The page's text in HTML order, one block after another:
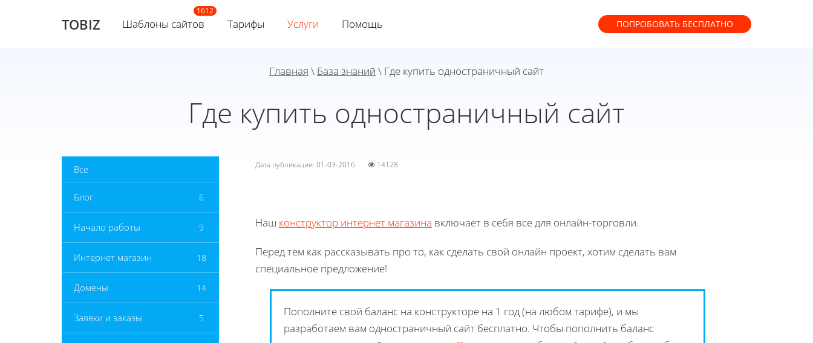
TOBIZ Шаблоны сайтов Тарифы Услуги Помощь ПОПРОБОВАТЬ БЕСПЛАТНО
Главная \ База знаний \ Где купить одностраничный сайт
Где купить одностраничный сайт
Все
Блог 6
Начало работы 9
Интернет магазин 18
Домены 14
Заявки и заказы 5
Дата публикации: 01-03-2016 14128
Наш конструктор интернет магазина включает в себя все для онлайн-торговли.
Перед тем как рассказывать про то, как сделать свой онлайн проект, хотим сделать вам
специальное предложение!
Пополните свой баланс на конструкторе на 1 год (на любом тарифе), и мы
разработаем вам одностраничный сайт бесплатно. Чтобы пополнить баланс